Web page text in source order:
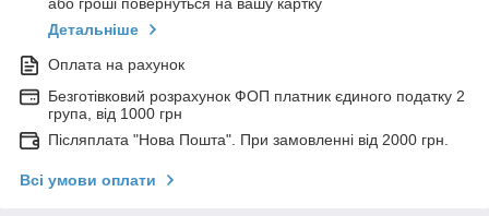
Детальніше
Оплата на рахунок
Безготівковий розрахунок ФОП платник єдиного податку 2
група, від 1000 грн
Післяплата "Нова Пошта". При замовленні від 2000 грн.
Всі умови оплати